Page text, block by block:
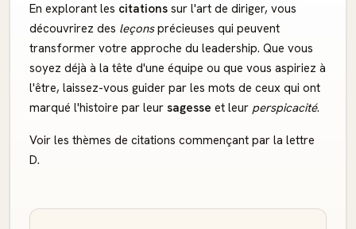
En explorant les citations sur l'art de diriger, vous
découvrirez des leçonsprécieuses qui peuvent
transformer votre approche du leadership. Que vous
soyez déjà à la tête d'une équipe ou que vous aspiriez à
l'être, laissez-vous guider par les mots de ceux qui ont
marqué l'histoire par leur sagesse et leur perspicacité.
Voir les thèmes de citations commençant par la lettre
D.